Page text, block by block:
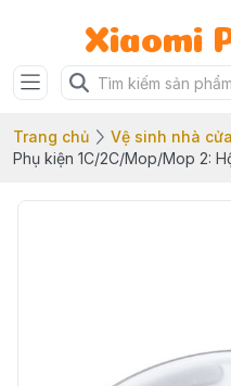
Xiaomi
Trang chủ Vệ sinh nhà cửa
Phụ kiện 1C/2C/Mop/Mop 2: